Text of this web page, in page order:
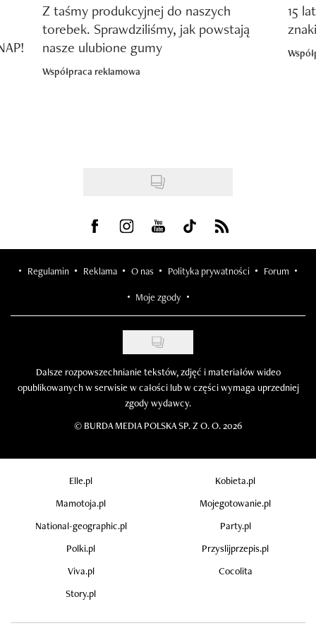
Z taśmy produkcyjnej do naszych
torebek. Sprawdziliśmy, jak powstają
nasze ulubione gumy
Współpraca reklamowa
15
Visit us on Facebook
Visit us on Instagram
Visit us on Youtube
Visit us on Tiktok
Visit us on Rss
Regulamin Reklama O nas Polityka prywatności Forum
Moje zgody
Dalsze rozpowszechnianie tekstów, zdjęć i materiałów wideo
opublikowanych w serwisie w całości lub w części wymaga uprzedniej
zgody wydawcy.
© BURDA MEDIA POLSKA SP. Z O. O. 2026
Elle.pl
Kobieta.pl
Mamotoja.pl
Mojegotowanie.pl
National-geographic.pl
Party.pl
Polki.pl
Przyslijprzepis.pl
Viva.pl
Cocolita
Story.pl